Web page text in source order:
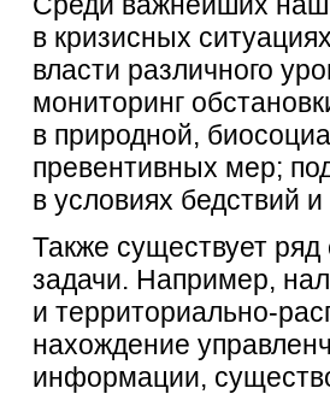
в кризисных
власти различного
мониторинг
в природной,
превентивных мер;
в условиях бедствий
Также существует
задачи. Например,
и территориально-
нахождение
информации,